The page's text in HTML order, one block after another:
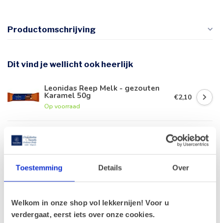
Toestemming Details Over
Welkom in onze shop vol lekkernijen! Voor u
verdergaat, eerst iets over onze cookies.
Productomschrijving
Dit vind je wellicht ook heerlijk
Leonidas Reep Melk - gezouten
Karamel 50g
Op voorraad
€2,10
Leonidas Karamel - Gezouten 27g
€2,30
Peperkoek met karamel &
Op voorraad